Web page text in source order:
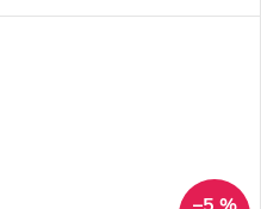
aromatických prvků.